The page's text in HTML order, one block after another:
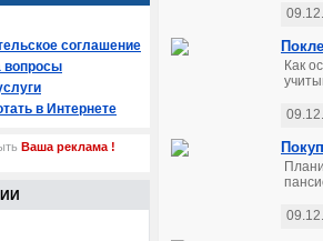
Как
соглашение
вопросы
в Интернете
Ваша реклама !